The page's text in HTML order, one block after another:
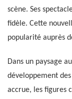
scène. Ses
fidèle. Cette
popularité auprès
Dans un paysage
développement
accrue, les figures